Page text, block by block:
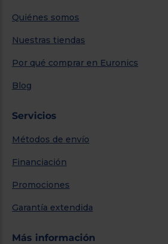
Quiénes somos
Nuestras tiendas
Por qué comprar en Euronics
Blog
Servicios
Métodos de envío
Financiación
Promociones
Garantía extendida
Más información